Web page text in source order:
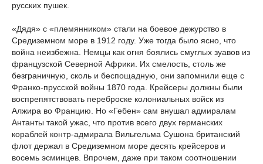
русских пушек.
«Дядя» с «племянником» стали на боевое дежурство в
Средиземном море в 1912 году. Уже тогда было ясно, что
война неизбежна. Немцы как огня боялись смуглых зуавов из
французской Северной Африки. Их смелость, столь же
безграничную, сколь и беспощадную, они запомнили еще с
Франко-прусской войны 1870 года. Крейсеры должны были
воспрепятствовать переброске колониальных войск из
Алжира во Францию. Но «Гебен» сам внушал адмиралам
Антанты такой ужас, что против всего двух германских
кораблей контр-адмирала Вильгельма Сушона британский
флот держал в Средиземном море десять крейсеров и
восемь эсминцев. Впрочем, даже при таком соотношении